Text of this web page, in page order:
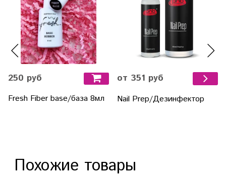
250 руб
Fresh Fiber base/база 8мл
от 351 руб
Nail Prep/Дезинфектор
Похожие товары